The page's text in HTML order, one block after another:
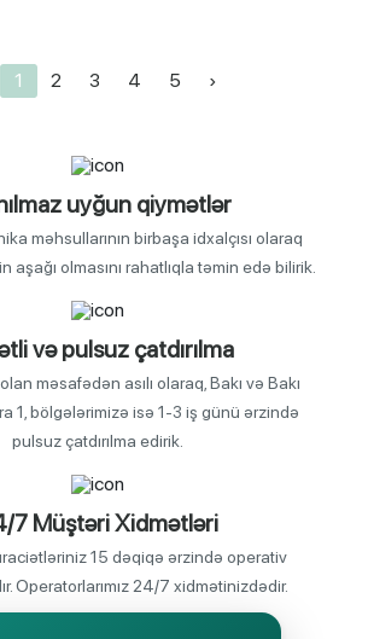
1 2 3 4 5 ›
uyğun qiymətlər
məhsullarının birbaşa idxalçısı olaraq
aşağı olmasını rahatlıqla təmin edə bilirik.
və pulsuz çatdırılma
məsafədən asılı olaraq, Bakı və Bakı
1, bölgələrimizə isə 1-3 iş günü ərzində
pulsuz çatdırılma edirik.
7 Müştəri Xidmətləri
15 dəqiqə ərzində operativ
Operatorlarımız 24/7 xidmətinizdədir.